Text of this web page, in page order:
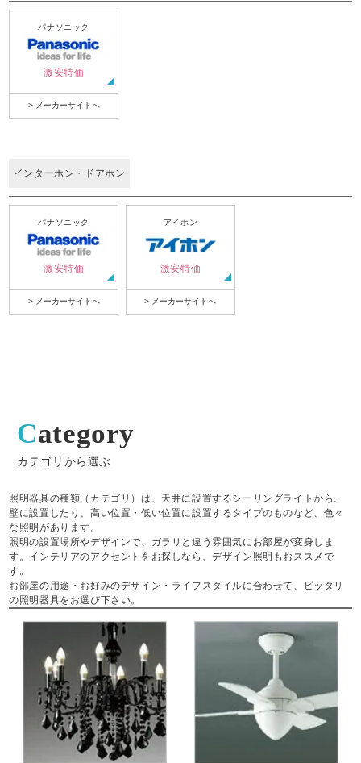
パナソニック
激安特価
> メーカーサイトへ
インターホン・ドアホン
パナソニック
激安特価
> メーカーサイトへ
アイホン
激安特価
> メーカーサイトへ
Category
カテゴリから選ぶ
照明器具の種類（カテゴリ）は、天井に設置するシーリングライトから、
壁に設置したり、高い位置・低い位置に設置するタイプのものなど、色々
な照明があります。
照明の設置場所やデザインで、ガラリと違う雰囲気にお部屋が変身しま
す。インテリアのアクセントをお探しなら、デザイン照明もおススメで
す。
お部屋の用途・お好みのデザイン・ライフスタイルに合わせて、ピッタリ
の照明器具をお選び下さい。